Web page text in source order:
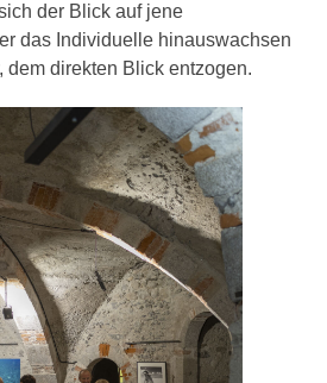
der Blick auf jene
das Individuelle hinauswachsen
direkten Blick entzogen.